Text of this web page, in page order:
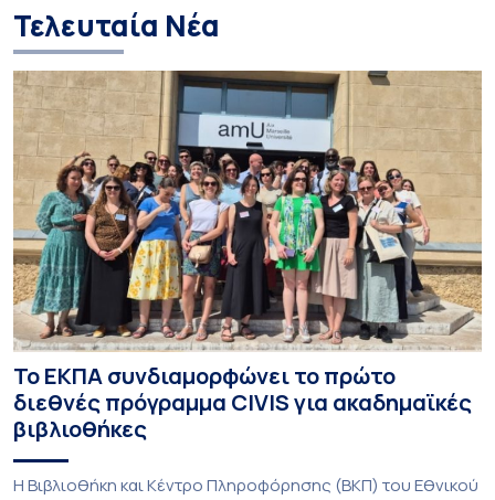
Τελευταία Νέα
Το ΕΚΠΑ συνδιαμορφώνει το πρώτο
διεθνές πρόγραμμα CIVIS για ακαδημαϊκές
βιβλιοθήκες
Η Βιβλιοθήκη και Κέντρο Πληροφόρησης (ΒΚΠ) του Εθνικού